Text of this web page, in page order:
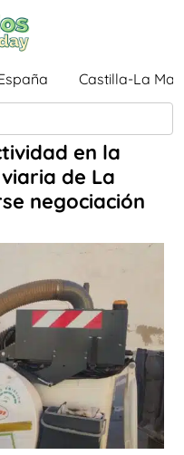
Castilla-La
en la
de La
negociación